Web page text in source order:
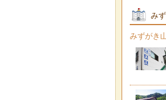
み
みずがき